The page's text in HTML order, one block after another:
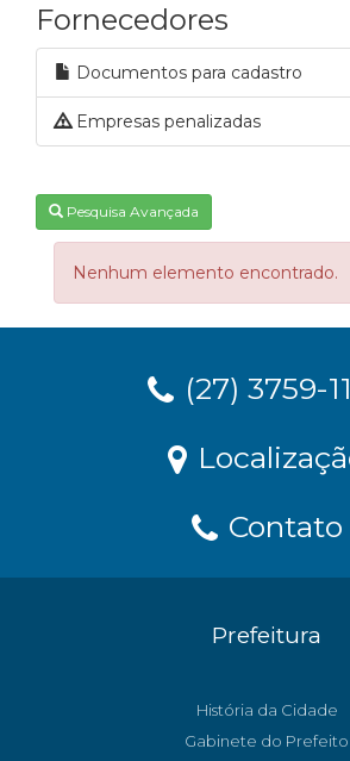
Fornecedores
Documentos para cadastro
Empresas penalizadas
Pesquisa Avançada
Nenhum elemento encontrado.
(27) 3759-
Contato
Prefeitura
História da Cidade
Gabinete do Prefeito